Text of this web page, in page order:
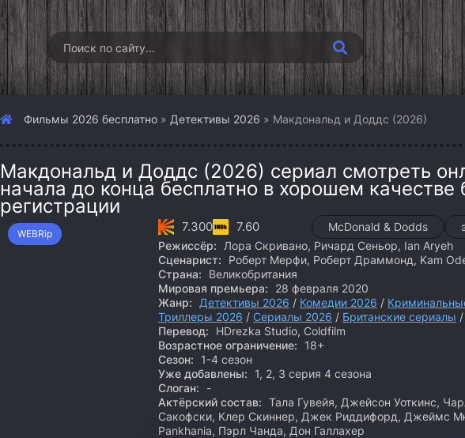
Фильмы 2026 бесплатно » Детективы 2026 » Макдональд и Доддс (2026)
Макдональд и Доддс (2026) сериал смотреть
начала до конца бесплатно в хорошем качестве
регистрации
WEBRip 7.300 7.60 McDonald & Dodds
Режиссёр:
Лора Скривано, Ричард Сеньор, Ian Aryeh
Сценарист:
Роберт Мерфи, Роберт Драммонд, Kam
Страна:
Великобритания
Мировая премьера:
28 февраля 2020
Жанр:
Детективы 2026 / Комедии 2026 /
Триллеры 2026 / Сериалы 2026 / Британские сериалы /
Перевод:
HDrezka Studio, Coldfilm
Возрастное ограничение:
18+
Сезон:
1-4 сезон
Уже добавлены:
1, 2, 3 серия 4 сезона
Слоган:
-
Актёрский состав: Тала Гувейя, Джейсон Уоткинс,
Сакофски, Клер Скиннер, Джек Риддифорд, Джеймс
Pankhania, Пэрл Чанда, Дон Галлахер